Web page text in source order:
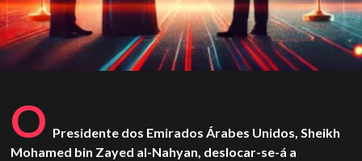
O Presidente dos Emirados Árabes Unidos, Sheikh
Mohamed bin Zayed al-Nahyan, deslocar-se-á a